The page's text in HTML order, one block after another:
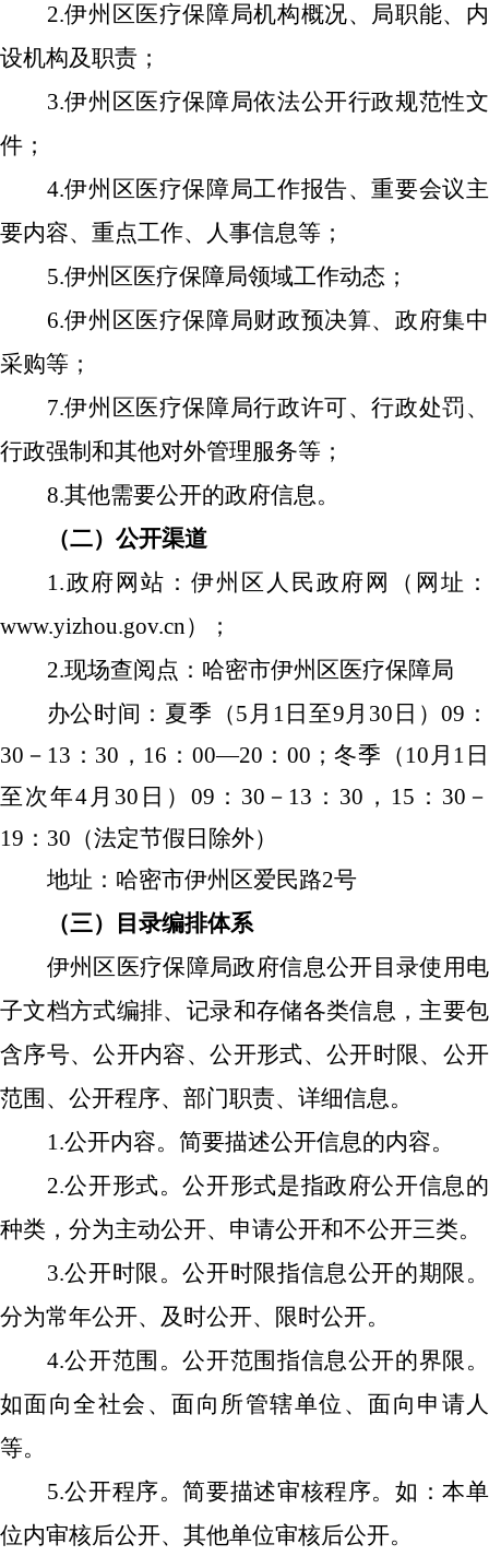
2.伊州区医疗保障局机构概况、局职能、内
设机构及职责；
3.伊州区医疗保障局依法公开行政规范性文
件；
4.伊州区医疗保障局工作报告、重要会议主
要内容、重点工作、人事信息等；
5.伊州区医疗保障局领域工作动态；
6.伊州区医疗保障局财政预决算、政府集中
采购等；
7.伊州区医疗保障局行政许可、行政处罚、
行政强制和其他对外管理服务等；
8.其他需要公开的政府信息。
（二）公开渠道
1.政府网站：伊州区人民政府网（网址：
www.yizhou.gov.cn）；
2.现场查阅点：哈密市伊州区医疗保障局
办公时间：夏季（5月1日至9月30日 ）09：
30－13：30，16：00—20：00；冬季（10月1日
至次年4月30日）09：30－13：30，15：30－
19：30（法定节假日除外）
地址：哈密市伊州区爱民路2号
（三）目录编排体系
伊州区医疗保障局政府信息公开目录使用电
子文档方式编排、记录和存储各类信息，主要包
含序号、公开内容、公开形式、公开时限、公开
范围、公开程序、部门职责、详细信息。
1.公开内容。简要描述公开信息的内容。
2.公开形式。公开形式是指政府公开信息的
种类，分为主动公开、申请公开和不公开三类。
3.公开时限。公开时限指信息公开的期限。
分为常年公开、及时公开、限时公开。
4.公开范围。公开范围指信息公开的界限。
如面向全社会、面向所管辖单位、面向申请人
等。
5.公开程序。简要描述审核程序。如：本单
位内审核后公开、其他单位审核后公开。